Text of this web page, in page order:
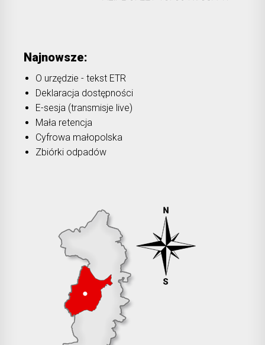
Najnowsze:
O urzędzie - tekst ETR
Deklaracja dostępności
E-sesja (transmisje live)
Mała retencja
Cyfrowa małopolska
Zbiórki odpadów